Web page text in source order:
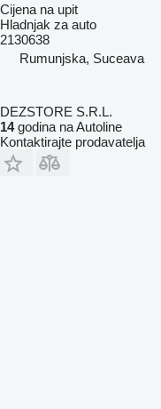
Cijena na upit
Hladnjak za auto
2130638
Rumunjska, Suceava
DEZSTORE S.R.L.
14godina na Autoline
Kontaktirajte prodavatelja